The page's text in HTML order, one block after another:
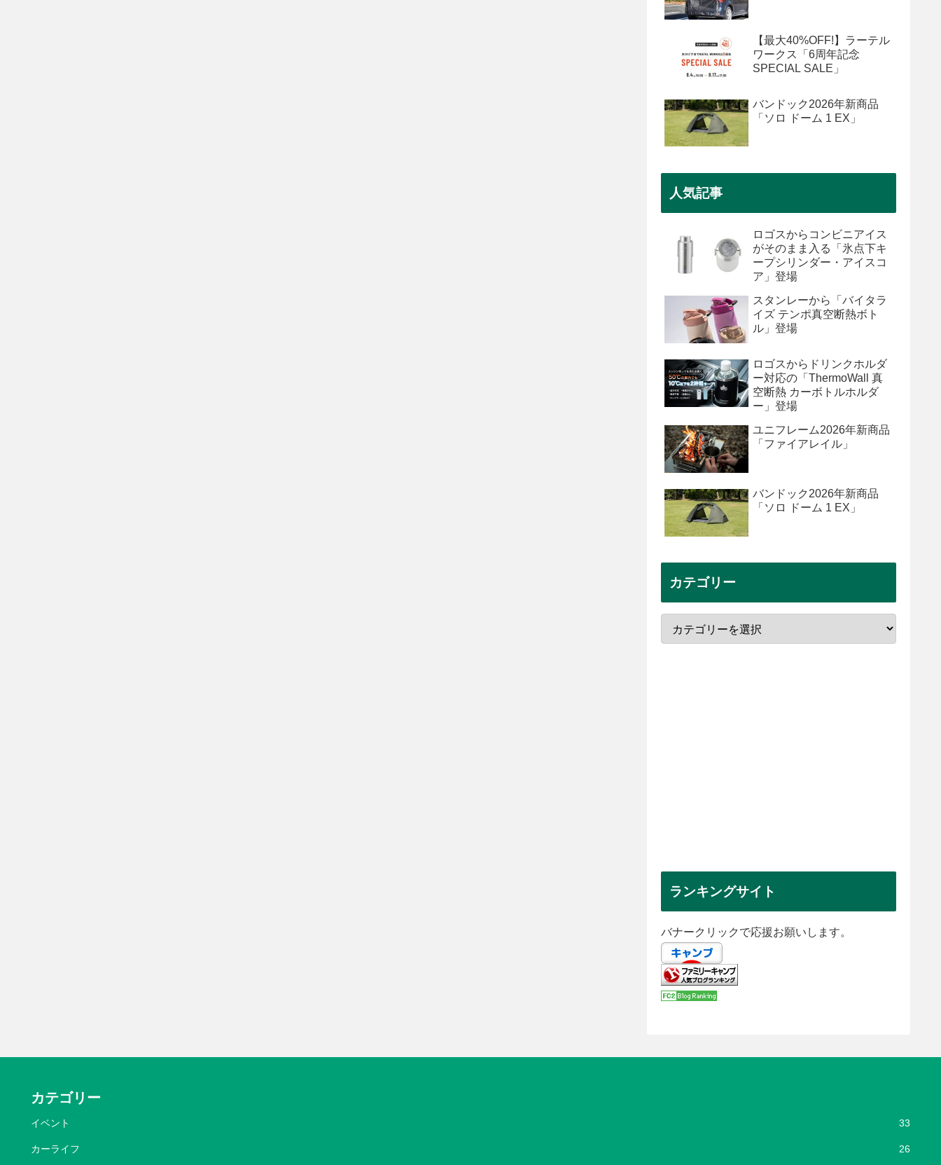
【最大40%OFF!】ラーテル
ワークス「6周年記念
SPECIAL SALE」
バンドック2026年新商品
「ソロ ドーム 1 EX」
人気記事
ロゴスからコンビニアイス
がそのまま入る「氷点下キ
ープシリンダー・アイスコ
ア」登場
スタンレーから「バイタラ
イズ テンポ真空断熱ボト
ル」登場
ロゴスからドリンクホルダ
ー対応の「ThermoWall 真
空断熱 カーボトルホルダ
ー」登場
ユニフレーム2026年新商品
「ファイアレイル」
バンドック2026年新商品
「ソロ ドーム 1 EX」
カテゴリー
ランキングサイト
バナークリックで応援お願いします。
カテゴリー
イベント 33
カーライフ 26